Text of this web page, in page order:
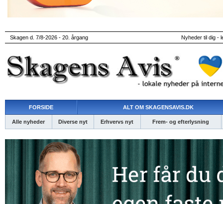
Skagen d. 7/8-2026 - 20. årgang Nyheder til dig -
FORSIDE ALT OM SKAGENSAVIS.DK
Alle nyheder Diverse nyt Erhvervs nyt Frem- og efterlysning